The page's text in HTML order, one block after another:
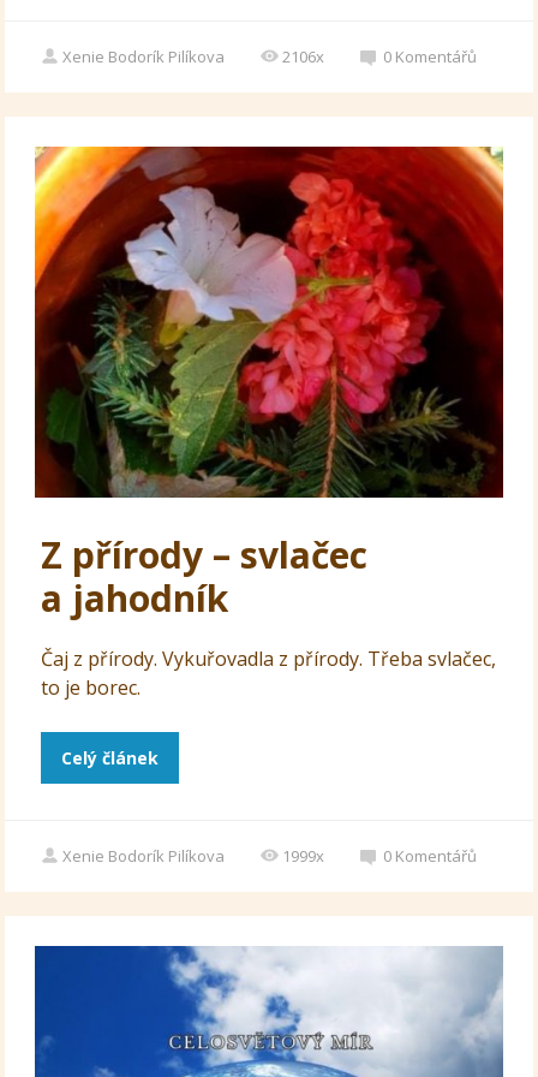
Xenie Bodorík Pilíkova 2106x 0 Komentářů
Z přírody – svlačec
a jahodník
Čaj z přírody. Vykuřovadla z přírody. Třeba svlačec,
to je borec.
Celý článek
Xenie Bodorík Pilíkova 1999x 0 Komentářů